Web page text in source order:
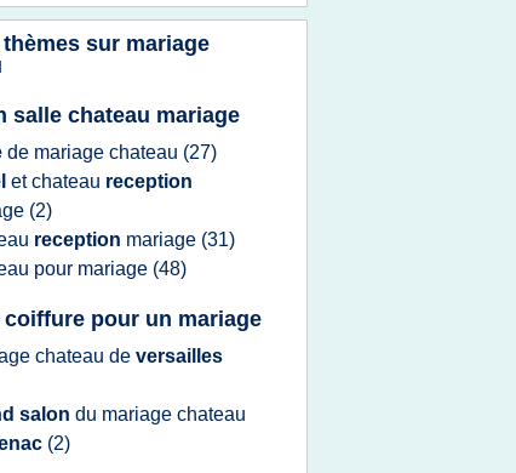
sur mariage
salle chateau mariage
de mariage chateau (27)
etchateau reception
(2)
reception mariage (31)
pour mariage (48)
coiffure pour un mariage
chateau de versailles
salon du mariage chateau
(2)